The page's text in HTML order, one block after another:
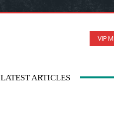
VIP
LATEST ARTICLES